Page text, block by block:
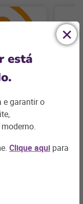
A
está
e garantir o
Clique aqui para